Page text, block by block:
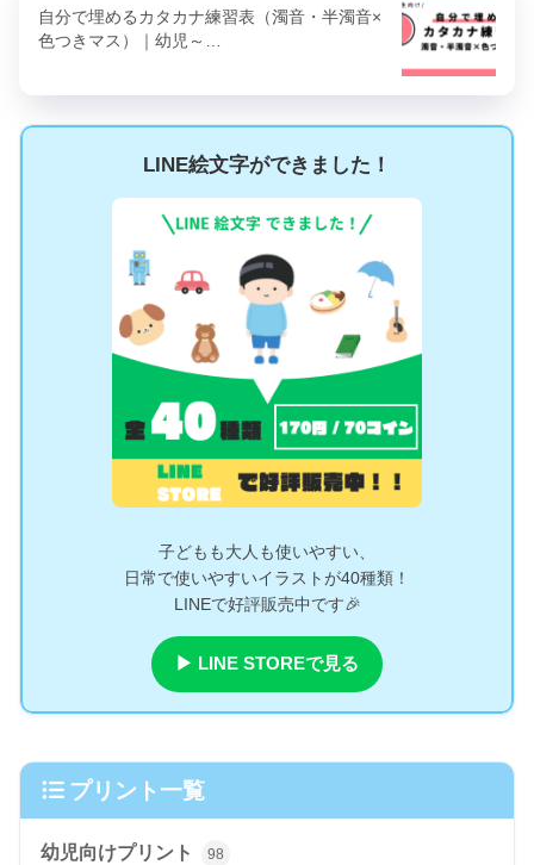
自分で埋めるカタカナ練習表（濁音・半濁音×
色つきマス）｜幼児～…
LINE絵文字ができました！
子どもも大人も使いやすい、
日常で使いやすいイラストが40種類！
LINEで好評販売中です🎉
▶ LINE STOREで見る
プリント一覧
幼児向けプリント 98